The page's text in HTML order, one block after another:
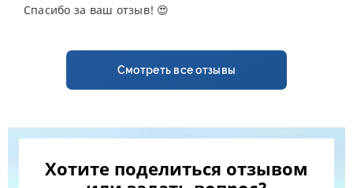
Спасибо за ваш отзыв! 😍
Смотреть все отзывы
Хотите поделиться отзывом